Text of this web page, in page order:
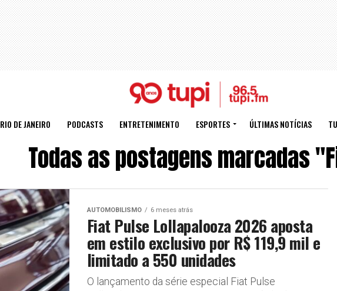
RIO DE JANEIRO PODCASTS ENTRETENIMENTO ESPORTES ÚLTIMAS NOTÍCIAS
Todas as postagens marcadas
AUTOMOBILISMO 6 meses atrás
Fiat Pulse Lollapalooza 2026 aposta
em estilo exclusivo por R$ 119,9 mil e
limitado a 550 unidades
O lançamento da série especial Fiat Pulse